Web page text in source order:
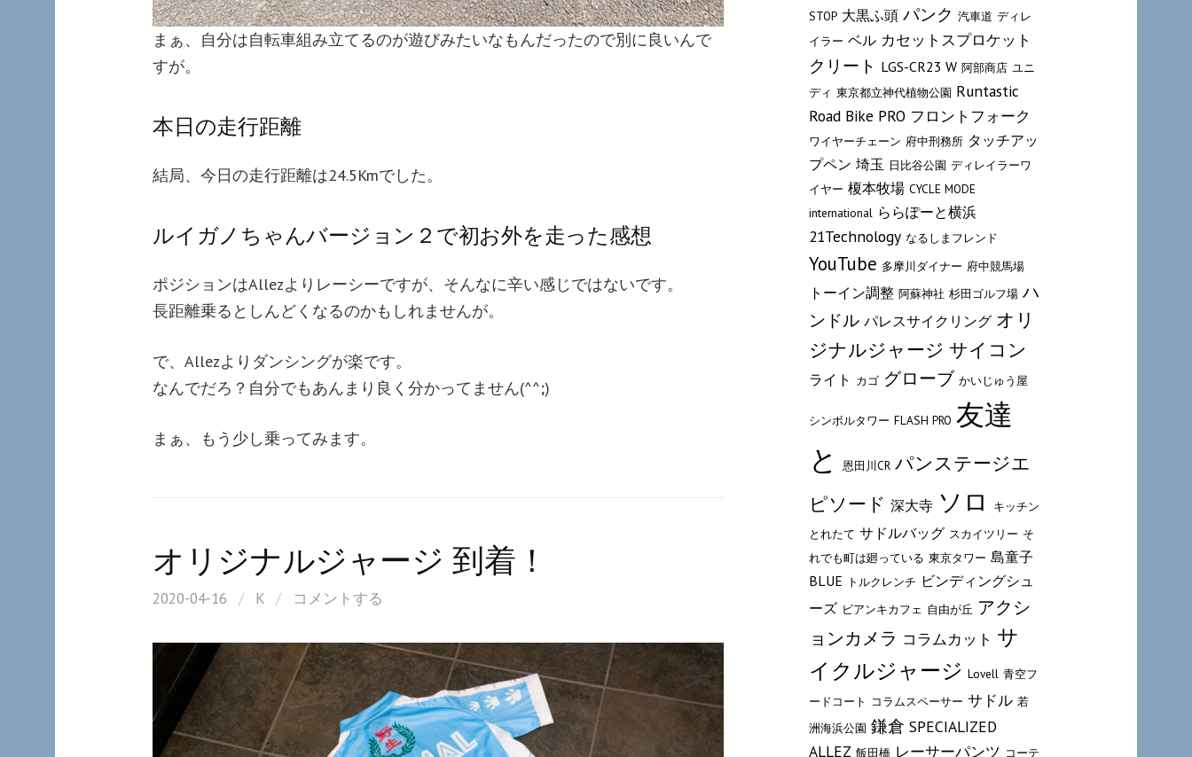
まぁ、自分は自転車組み立てるのが遊びみたいなもんだったので別に良いんで
すが。
本日の走行距離
結局、今日の走行距離は24.5Kmでした。
ルイガノちゃんバージョン２で初お外を走った感想
ポジションはAllezよりレーシーですが、そんなに辛い感じではないです。
長距離乗るとしんどくなるのかもしれませんが。
で、Allezよりダンシングが楽です。
なんでだろ？自分でもあんまり良く分かってません(^^;)
まぁ、もう少し乗ってみます。
オリジナルジャージ 到着！
2020-04-16 / K / コメントする
STOP 大黒ふ頭 パンク 汽車道 ディレ
イラー ベル カセットスプロケット
クリート LGS-CR23 W 阿部商店 ユニ
ディ 東京都立神代植物公園 Runtastic
Road Bike PRO フロントフォーク
ワイヤーチェーン 府中刑務所 タッチアッ
プペン 埼玉 日比谷公園 ディレイラーワ
イヤー 榎本牧場 CYCLE MODE
international ららぽーと横浜
21Technology なるしまフレンド
YouTube 多摩川ダイナー 府中競馬場
トーイン調整 阿蘇神社 杉田ゴルフ場 ハ
ンドル パレスサイクリング オリ
ジナルジャージ サイコン
ライト カゴ グローブ かいじゅう屋
シンボルタワー FLASH PRO 友達
と
恩田川CR パンステージエ
ピソード 深大寺 ソロ
キッチン
とれたて サドルバッグ スカイツリー そ
れでも町は廻っている 東京タワー 島童子
BLUE トルクレンチ ビンディングシュ
ーズ ビアンキカフェ 自由が丘 アクシ
ョンカメラ コラムカット サ
イクルジャージ Lovell 青空フ
ードコート コラムスペーサー サドル 若
洲海浜公園 鎌倉 SPECIALIZED
ALLEZ 飯田橋 レーサーパンツ コーテ